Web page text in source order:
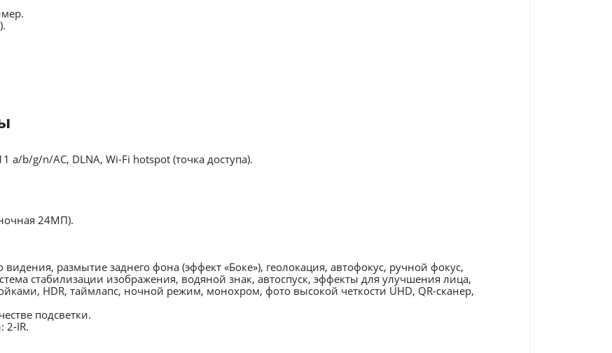
a/b/g/n/AC, DLNA, Wi-Fi hotspot (точка доступа).
24МП).
размытие заднего фона (эффект «Боке»), геолокация, автофокус, ручной фокус,
стабилизации изображения, водяной знак, автоспуск, эффекты для улучшения лица,
HDR, таймлапс, ночной режим, монохром, фото высокой четкости UHD, QR-сканер,
подсветки.
2-IR.